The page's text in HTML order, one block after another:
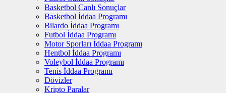
Basketbol Canlı Sonuçlar
Basketbol İddaa Programı
Bilardo İddaa Programı
Futbol İddaa Programı
Motor Sporları İddaa Programı
Hentbol İddaa Programı
Voleybol İddaa Programı
Tenis İddaa Programı
Dövizler
Kripto Paralar